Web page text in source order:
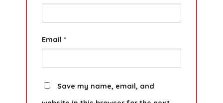
Email *
Save my name, email, and